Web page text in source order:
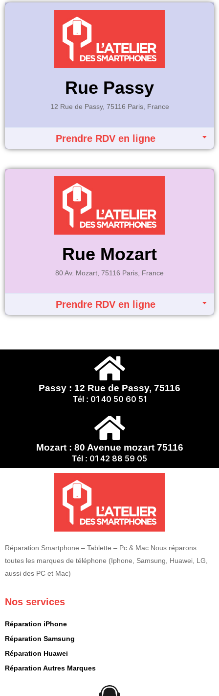
Rue Passy
12 Rue de Passy, 75116 Paris, France
Prendre RDV en ligne
Rue Mozart
80 Av. Mozart, 75116 Paris, France
Prendre RDV en ligne
Passy : 12 Rue de Passy, 75116
Tél : 01 40 50 60 51
Mozart : 80 Avenue mozart 75116
Tél : 01 42 88 59 05
Réparation Smartphone – Tablette – Pc & Mac Nous réparons
toutes les marques de téléphone (Iphone, Samsung, Huawei, LG,
aussi des PC et Mac)
Nos services
Réparation iPhone
Réparation Samsung
Réparation Huawei
Réparation Autres Marques